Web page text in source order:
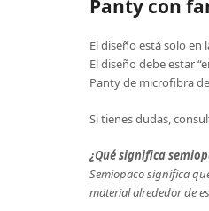
Panty con
El diseño está solo en
El diseño debe estar
Panty de microfibra
Si tienes dudas,
¿Qué significa
Semiopaco significa
material alrededor de